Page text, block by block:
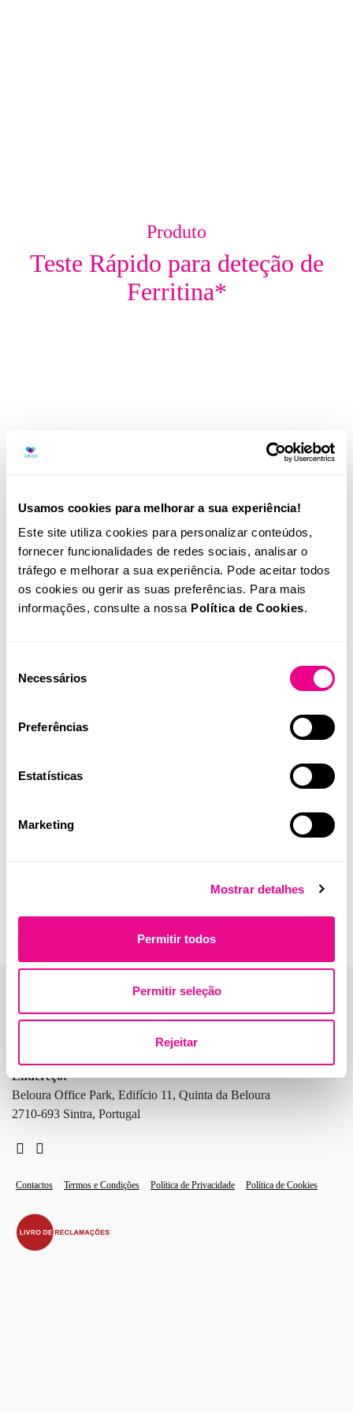
Usamos cookies para melhorar a sua experiência!
Este site utiliza cookies para personalizar conteúdos,
fornecer funcionalidades de redes sociais, analisar o
tráfego e melhorar a sua experiência. Pode aceitar todos
os cookies ou gerir as suas preferências. Para mais
informações, consulte a nossa Política de Cookies.
Necessários
Preferências
Estatísticas
Marketing
Mostrar detalhes
Permitir todos
Permitir seleção
Rejeitar
Produto
Teste Rápido para deteção de
Ferritina*
O Teste Rápido de Ferritina mede os níveis de ferritina no
sangue, auxiliando na deteção de anemia por deficiência de
Endereço:
Beloura Office Park, Edifício 11, Quinta da Beloura
2710-693 Sintra, Portugal
Contactos Termos e Condições Política de Privacidade Política de Cookies